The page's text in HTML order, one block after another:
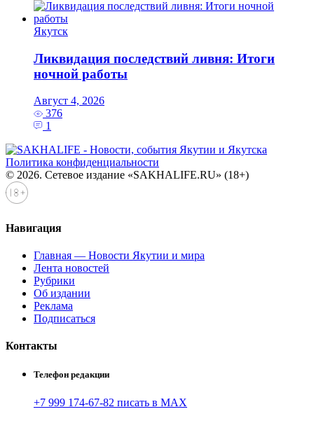
Якутск
Ликвидация последствий ливня: Итоги
ночной работы
Август 4, 2026
376
1
Политика конфиденциальности
© 2026. Сетевое издание «SAKHALIFE.RU» (18+)
Навигация
Главная — Новости Якутии и мира
Лента новостей
Рубрики
Об издании
Реклама
Подписаться
Контакты
Телефон редакции
+7 999 174-67-82 писать в MAX